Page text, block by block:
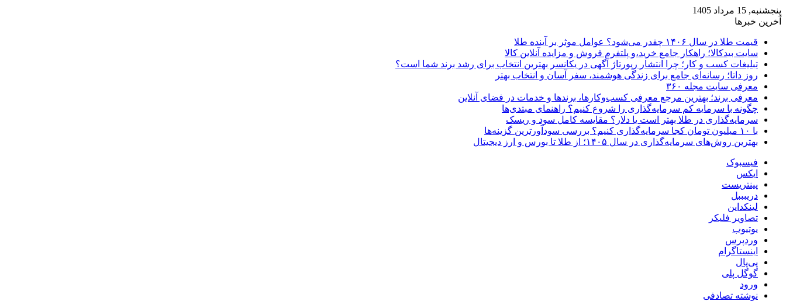
پنجشنبه, 15 مرداد 1405
آخرین خبرها
قیمت طلا در سال ۱۴۰۶ چقدر می‌شود؟ عوامل موثر بر آینده طلا
سایت بیدکالا؛ راهکار جامع خرید،و پلتفرم فروش و مزایده آنلاین کالا
تبلیغات کسب و کار؛ چرا انتشار رپورتاژ آگهی در یکانسر بهترین انتخاب برای رشد برند شما است؟
روز داتا؛ رسانه‌ای جامع برای زندگی هوشمند، سفر آسان و انتخاب بهتر
معرفی سایت مجله ۳۶۰
معرفی برند؛ بهترین مرجع معرفی کسب‌وکارها، برندها و خدمات در فضای آنلاین
چگونه با سرمایه کم سرمایه‌گذاری را شروع کنیم؟ راهنمای مبتدی‌ها
سرمایه‌گذاری در طلا بهتر است یا دلار؟ مقایسه کامل سود و ریسک
با ۱۰ میلیون تومان کجا سرمایه‌گذاری کنیم؟ بررسی سودآورترین گزینه‌ها
بهترین روش‌های سرمایه‌گذاری در سال ۱۴۰۵؛ از طلا تا بورس و ارز دیجیتال
فیسبوک
ایکس
پینتریست
دریبببل
لینکداین
تصاویر فلیکر
یوتیوب
وردپرس
اینستاگرام
پی‌پال
گوگل پلی
ورود
نوشته تصادفی